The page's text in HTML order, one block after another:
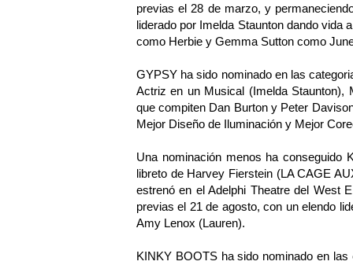
previas el 28 de marzo, y
liderado por Imelda Staunton dando vida
como Herbie y Gemma Sutton como
GYPSY ha sido nominado en las
Actriz en un Musical (Imelda Staunton),
que compiten Dan Burton y Peter
Mejor Diseño de Iluminación y Mejor
Una nominación menos ha conseguido
libreto de Harvey Fierstein (LA CAGE
estrenó en el Adelphi Theatre del West
previas el 21 de agosto, con un elendo
Amy Lenox (Lauren).
KINKY BOOTS ha sido nominado en